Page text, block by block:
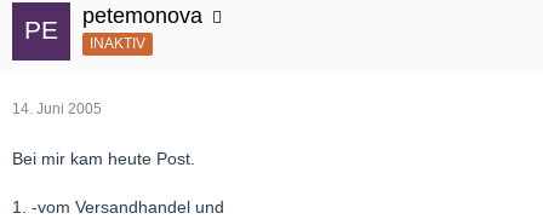
petemonova
INAKTIV
14. Juni 2005
Bei mir kam heute Post.
1. -vom Versandhandel und